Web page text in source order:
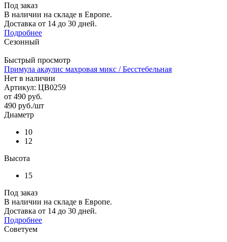
Под заказ
В наличии на складе в Европе.
Доставка от 14 до 30 дней.
Подробнее
Сезонный
Быстрый просмотр
Примула акаулис махровая микс / Бесстебельная
Нет в наличии
Артикул: ЦВ0259
от 490 руб.
490 руб./шт
Диаметр
10
12
Высота
15
Под заказ
В наличии на складе в Европе.
Доставка от 14 до 30 дней.
Подробнее
Советуем